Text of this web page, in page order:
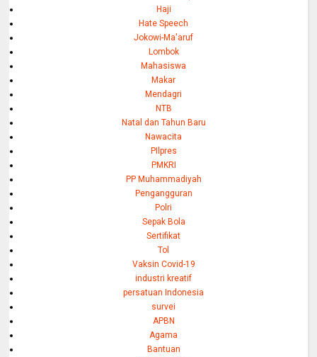
Haji
Hate Speech
Jokowi-Ma'aruf
Lombok
Mahasiswa
Makar
Mendagri
NTB
Natal dan Tahun Baru
Nawacita
PIlpres
PMKRI
PP Muhammadiyah
Pengangguran
Polri
Sepak Bola
Sertifikat
Tol
Vaksin Covid-19
industri kreatif
persatuan Indonesia
survei
APBN
Agama
Bantuan